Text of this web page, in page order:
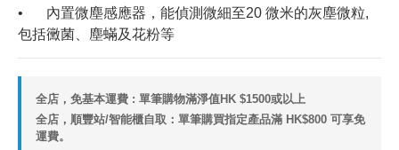
•	內置微塵感應器，能偵測微細至20 微米的灰塵微粒,
包括黴菌、塵蟎及花粉等
全店，免基本運費 : 單筆購物滿淨值HK $1500或以上
全店，順豐站/智能櫃自取：單筆購買指定產品滿 HK$800 可享免
運費。